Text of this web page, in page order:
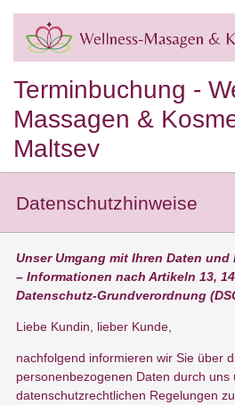
Terminbuchung -
Massagen &
Maltsev
Datenschutzhinweise
Unser Umgang mit Ihren Daten und
– Informationen nach Artikeln 13,
Datenschutz-Grundverordnung
Liebe Kundin, lieber Kunde,
nachfolgend informieren wir Sie über
personenbezogenen Daten durch uns
datenschutzrechtlichen Regelungen